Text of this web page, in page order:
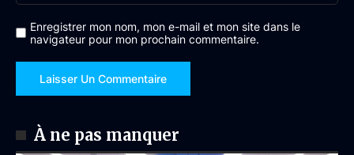
Enregistrer mon nom, mon e-mail et mon site dans le
navigateur pour mon prochain commentaire.
À ne pas manquer